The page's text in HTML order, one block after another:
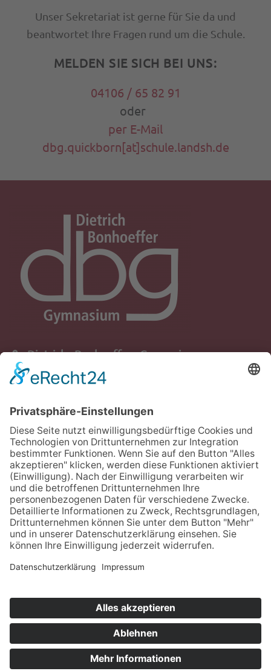
Unser Sekretariat ist gerne für Sie da und
beantwortet Ihre Fragen rund um die Schule.
MELDEN SIE SICH BEI UNS:
04106 / 65 82 91
oder
per E-Mail
dbg.quickborn[at]schule.landsh.de
Dietrich - Bonhoeffer - Gymnasium
Schule der Stadt Quickborn
25451 Quickborn
+49 (0) 4106 - 65 82 91
+49 (0) 4106 - 65 82 93
dbg.quickborn[at]schule.landsh.de
Datenschutz
Impressum
iServ
Vertretungsplan
Mensabestellung